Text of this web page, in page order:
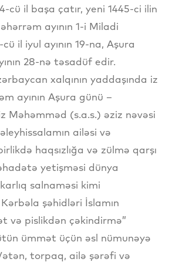
cü il başa çatır, yeni 1445-ci ilin
ayının 1-i Miladi
il iyul ayının 19-na, Aşura
28-nə təsadüf edir.
xalqının yaddaşında iz
ayının Aşura günü –
Məhəmməd (s.a.s.) əziz nəvəsi
ailəsi və
haqsızlığa və zülmə qarşı
yetişməsi dünya
salnaməsi kimi
şəhidləri İslamın
və pislikdən çəkindirmə”
ümmət üçün əsl nümunəyə
torpaq, ailə şərəfi və